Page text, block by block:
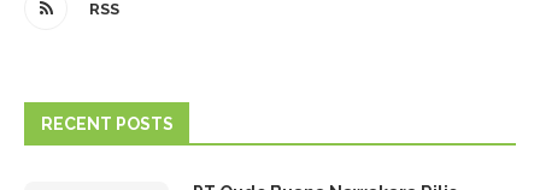
RSS
RECENT POSTS